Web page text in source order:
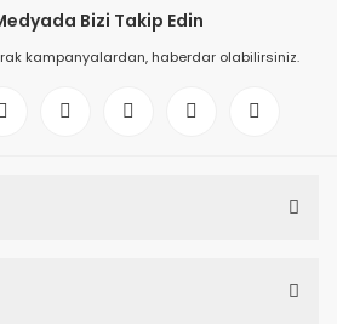
Bizi Takip Edin
kampanyalardan, haberdar olabilirsiniz.